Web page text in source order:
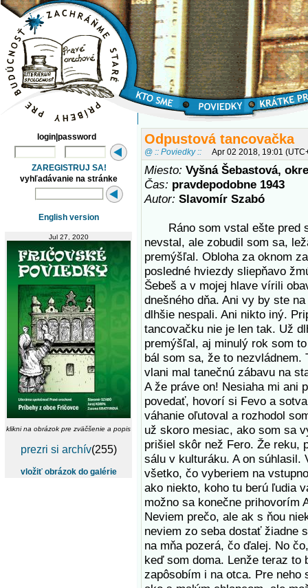
login|password
ZAREGISTRUJ SA!
vyhľadávanie na stránke
English version
Jul 27, 2020
klikni na obrázok pre zväčšenie a popis
prezri si archív(255)
vložiť obrázok do galérie
Odpustová tancovačka
@ :: Poviedky :: Apr 02 2018, 19:01
Miesto: Vyšná Šebastová,
Čas: pravdepodobne 1943
Autor: Slavomír Szabó
Ráno som vstal ešte pred
nevstal, ale zobudil som sa,
premýšľal. Obloha za oknom
posledné hviezdy sliepňavo
Šebeš a v mojej hlave vírili
dnešného dňa. Ani vy by ste
dlhšie nespali. Ani nikto iný.
tancovačku nie je len tak. Už
premýšľal, aj minulý rok som
bál som sa, že to nezvládnem.
vlani mal tanečnú zábavu na
A že práve on! Nesiaha mi ani
povedať, hovorí si Fevo a
váhanie oľutoval a rozhodol
už skoro mesiac, ako som sa
prišiel skôr než Fero. Že reku,
sálu v kulturáku. A on súhlasil.
všetko, čo vyberiem na
ako niekto, koho tu berú ľudia
možno sa konečne prihovorím
Neviem prečo, ale ak s ňou
neviem zo seba dostať žiadne
na mňa pozerá, čo ďalej. No
keď som doma. Lenže teraz to
zapôsobím i na otca. Pre